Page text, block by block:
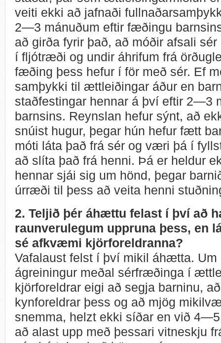
veiti ekki að jafnaði
2—3 mánuðum eftir fæðingu
að girða fyrir það, að móðir afsali
í fljótræði og undir áhrifum frá
fæðing þess hefur í för með sér. Ef
samþykki til ættleiðingar áður en
staðfestingar hennar á því eftir 2—3
barnsins. Reynslan hefur sýnt, að
snúist hugur, þegar hún hefur fætt
móti láta það frá sér og væri þá í
að slíta það frá henni. Þá er heldur
hennar sjái sig um hönd, þegar
úrræði til þess að veita henni
2. Teljið þér áhættu felast í því að
raunverulegum uppruna þess, en
sé afkvæmi kjörforeldranna?
Vafalaust felst í því mikil áhætta. Um
ágreiningur meðal sérfræðinga í
kjörforeldrar eigi að segja barninu,
kynforeldrar þess og að mjög
snemma, helzt ekki síðar en við
að alast upp með þessari vitneskju